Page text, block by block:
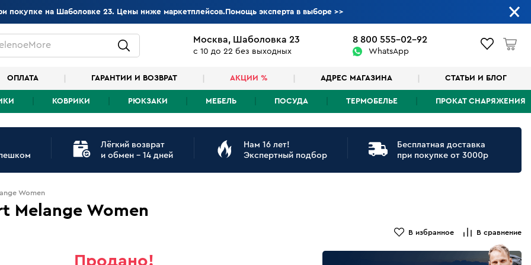
покупке на Шаболовке 23. Цены ниже маркетплейсов.Помощь эксперта в выборе>>
Москва, Шаболовка 23
с 10 до 22 без выходных
8 800 555-02-92
WhatsApp
ОПЛАТА ГАРАНТИИ И ВОЗВРАТ АКЦИИ % АДРЕС МАГАЗИНА СТАТЬИ И БЛОГ
КОВРИКИ РЮКЗАКИ МЕБЕЛЬ ПОСУДА ТЕРМОБЕЛЬЕ ПРОКАТ СНАРЯЖЕНИЯ
Лёгкий возврат
и обмен - 14 дней
Нам 16 лет!
Экспертный подбор
Бесплатная доставка
при покупке от 3000р
Women
Melange Women
В избранное В сравнение
Продано!